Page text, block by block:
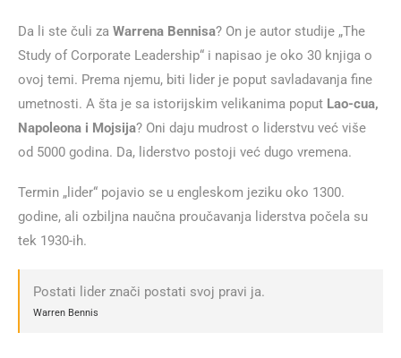
Da li ste čuli za Warrena Bennisa? On je autor studije „The
Study of Corporate Leadership“ i napisao je oko 30 knjiga o
ovoj temi. Prema njemu, biti lider je poput savladavanja fine
umetnosti. A šta je sa istorijskim velikanima poput Lao-cua,
Napoleona i Mojsija? Oni daju mudrost o liderstvu već više
od 5000 godina. Da, liderstvo postoji već dugo vremena.
Termin „lider“ pojavio se u engleskom jeziku oko 1300.
godine, ali ozbiljna naučna proučavanja liderstva počela su
tek 1930-ih.
Postati lider znači postati svoj pravi ja.
Warren Bennis